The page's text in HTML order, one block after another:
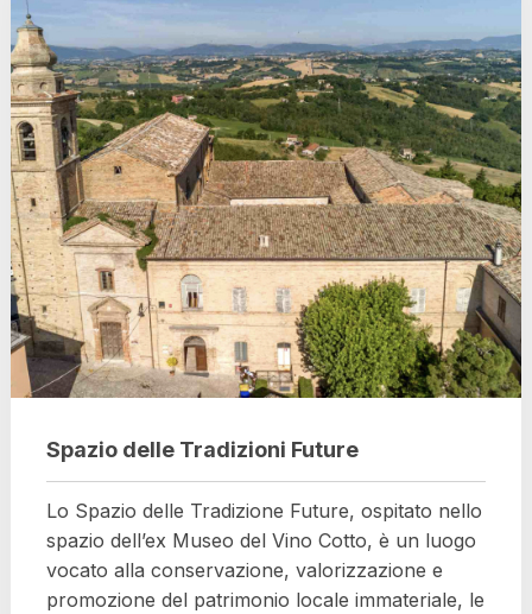
Spazio delle Tradizioni Future
Lo Spazio delle Tradizione Future, ospitato nello
spazio dell’ex Museo del Vino Cotto, è un luogo
vocato alla conservazione, valorizzazione e
promozione del patrimonio locale immateriale, le